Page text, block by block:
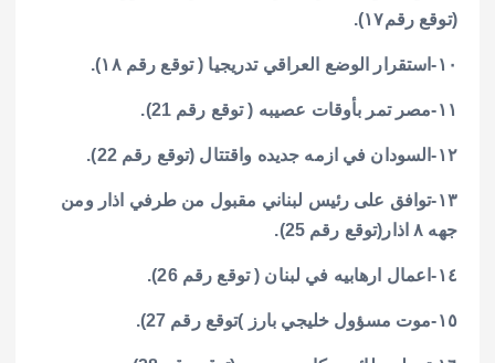
(توقع رقم١٧).
١٠-استقرار الوضع العراقي تدريجيا ( توقع رقم ١٨).
١١-مصر تمر بأوقات عصيبه ( توقع رقم 21).
١٢-السودان في ازمه جديده واقتتال (توقع رقم 22).
١٣-توافق على رئيس لبناني مقبول من طرفي اذار ومن
جهه ٨ اذار(توقع رقم 25).
١٤-اعمال ارهابيه في لبنان ( توقع رقم 26).
١٥-موت مسؤول خليجي بارز )توقع رقم 27).